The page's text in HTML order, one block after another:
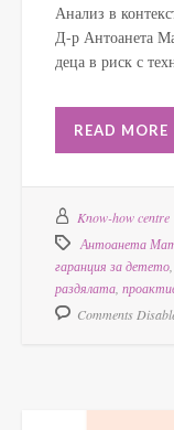
Анализ в
Д-р Антоанета
деца в риск с
READ MORE
Know-how centre
Антоанета
гаранция за детето
раздялата
Comments